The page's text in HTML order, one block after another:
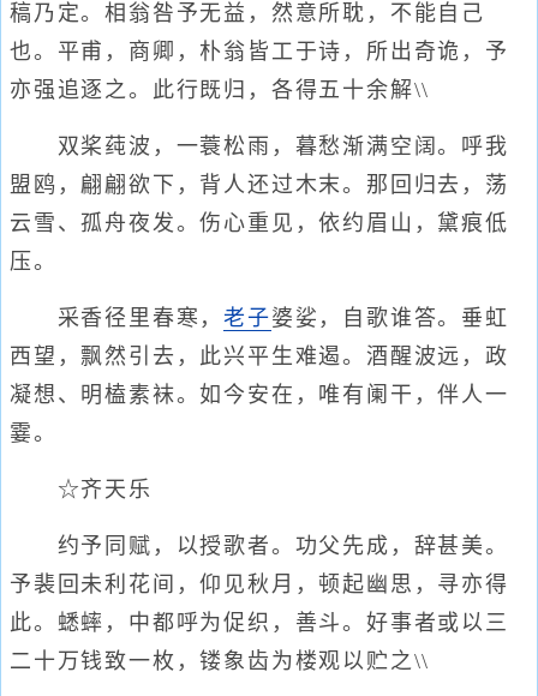
稿乃定。相翁咎予无益，然意所耽，不能自己
也。平甫，商卿，朴翁皆工于诗，所出奇诡，予
亦强追逐之。此行既归，各得五十余解\\
双桨莼波，一蓑松雨，暮愁渐满空阔。呼我
盟鸥，翩翩欲下，背人还过木末。那回归去，荡
云雪、孤舟夜发。伤心重见，依约眉山，黛痕低
压。
采香径里春寒，老子婆娑，自歌谁答。垂虹
西望，飘然引去，此兴平生难遏。酒醒波远，政
凝想、明榼素袜。如今安在，唯有阑干，伴人一
霎。
☆齐天乐
约予同赋，以授歌者。功父先成，辞甚美。
予裴回未利花间，仰见秋月，顿起幽思，寻亦得
此。蟋蟀，中都呼为促织，善斗。好事者或以三
二十万钱致一枚，镂象齿为楼观以贮之\\